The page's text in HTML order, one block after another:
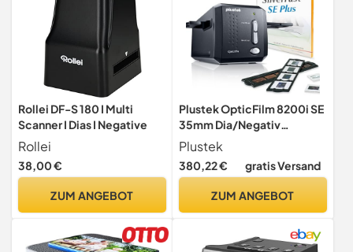
Rollei DF-S 180 I Multi
Scanner I Dias I Negative
Rollei
38,00 €
ZUM ANGEBOT
Plustek OpticFilm 8200i SE
35mm Dia/Negativ
Filmscanner mit
Infrarotsensor (7200 DPI,
USB) inkl. SilverFast SE Plus
Plustek
380,22 € gratis Versand
ZUM ANGEBOT